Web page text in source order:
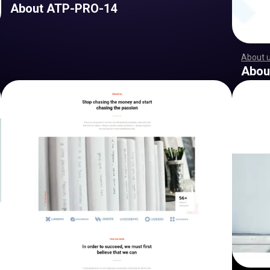
About ATP-PRO-14
About
,,,,,,,,
,,,,,,,,
,,,,,,,,
,,,,,,,,
,,,,,,,,
,,,,,,,,
,,,,,,,,
,,,,,,,,
,,